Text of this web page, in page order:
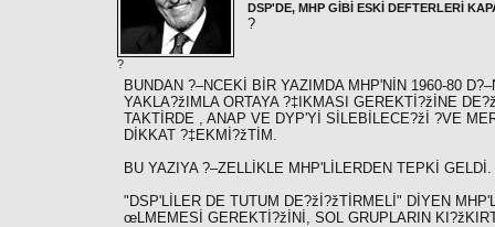
DSP'DE, MHP GİBİ ESKİ DEFTERLERİ
?
?
BUNDAN ?–NCEKİ BİR YAZIMDA MHP'NİN 1960-80
YAKLA?žIMLA ORTAYA ?‡IKMASI GEREKTİ?žİNE
TAKTİRDE , ANAP VE DYP'Yİ SİLEBİLECE?žİ ?VE
DİKKAT ?‡EKMİ?žTİM.
BU YAZIYA ?–ZELLİKLE MHP'LİLERDEN TEPKİ GELDİ.
"DSP'LİLER DE TUTUM DE?žİ?žTİRMELİ" DİYEN
œLMEMESİ GEREKTİ?žİNİ, SOL GRUPLARIN